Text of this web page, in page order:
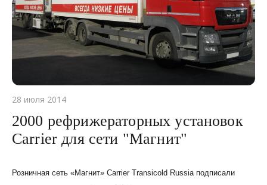
28 июля 2014
2000 рефрижераторных установок
Carrier для сети "Магнит"
Розничная сеть «Магнит» Carrier Transicold Russia подписали